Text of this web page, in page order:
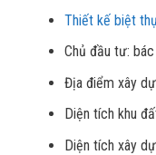
Thiết kế biệt
Chủ đầu tư: bác
Địa điểm xây
Diện tích khu
Diện tích xây